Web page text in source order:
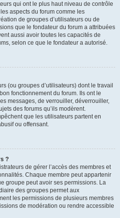
qui ont le plus haut niveau de contrôle
aspects du forum comme les
de groupes d’utilisateurs ou de
que le fondateur du forum a attribuées
aussi avoir toutes les capacités de
selon ce que le fondateur a autorisé.
(ou groupes d’utilisateurs) dont le travail
fonctionnement du forum. Ils ont le
messages, de verrouiller, déverrouiller,
des forums qu’ils modèrent.
que les utilisateurs partent en
ou offensant.
?
de gérer l’accès des membres et
Chaque membre peut appartenir
groupe peut avoir ses permissions. La
des groupes permet aux
les permissions de plusieurs membres
de modération ou rendre accessible